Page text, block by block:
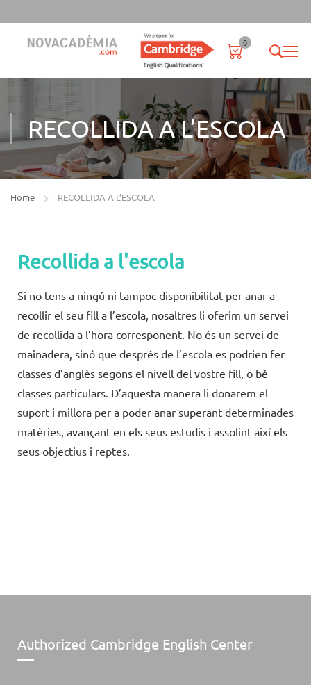
0
RECOLLIDA A L’ESCOLA
Home RECOLLIDA A L’ESCOLA
Recollida a l'escola
Si no tens a ningú ni tampoc disponibilitat per anar a
recollir el seu fill a l’escola, nosaltres li oferim un servei
de recollida a l’hora corresponent. No és un servei de
mainadera, sinó que després de l’escola es podrien fer
classes d’anglès segons el nivell del vostre fill, o bé
classes particulars. D’aquesta manera li donarem el
suport i millora per a poder anar superant determinades
matèries, avançant en els seus estudis i assolint així els
seus objectius i reptes.
Authorized Cambridge English Center